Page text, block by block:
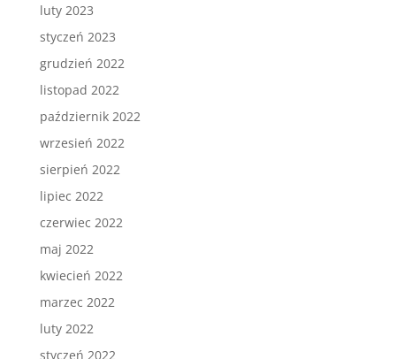
luty 2023
styczeń 2023
grudzień 2022
listopad 2022
październik 2022
wrzesień 2022
sierpień 2022
lipiec 2022
czerwiec 2022
maj 2022
kwiecień 2022
marzec 2022
luty 2022
styczeń 2022